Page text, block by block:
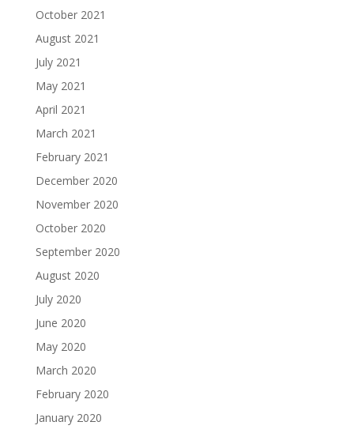
October 2021
August 2021
July 2021
May 2021
April 2021
March 2021
February 2021
December 2020
November 2020
October 2020
September 2020
August 2020
July 2020
June 2020
May 2020
March 2020
February 2020
January 2020